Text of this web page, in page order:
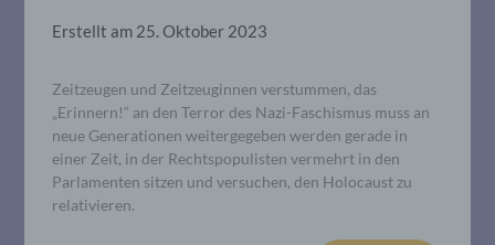
Erstellt am 25. Oktober 2023
Zeitzeugen und Zeitzeuginnen verstummen, das
„Erinnern!“ an den Terror des Nazi-Faschismus muss an
neue Generationen weitergegeben werden gerade in
einer Zeit, in der Rechtspopulisten vermehrt in den
Parlamenten sitzen und versuchen, den Holocaust zu
relativieren.